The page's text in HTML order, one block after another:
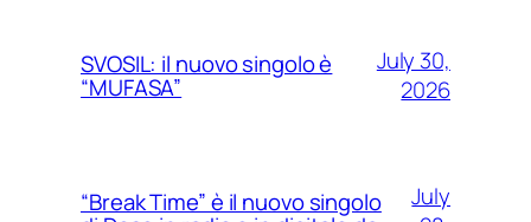
SVOSIL: il nuovo singolo è
“MUFASA”
July 30,
2026
“Break Time” è il nuovo singolo
July